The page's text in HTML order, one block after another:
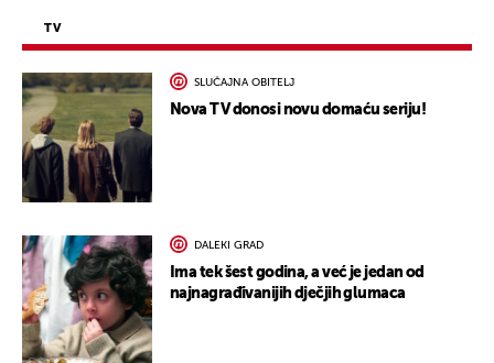
TV
SLUČAJNA OBITELJ
Nova TV donosi novu domaću seriju!
DALEKI GRAD
Ima tek šest godina, a već je jedan od
najnagrađivanijih dječjih glumaca